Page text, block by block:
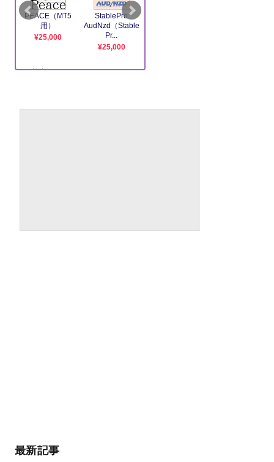
最新記事